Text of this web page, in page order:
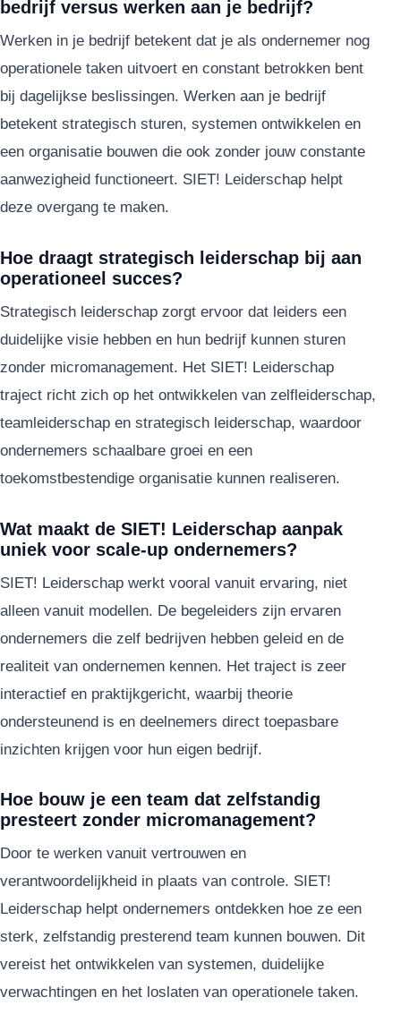
bedrijf versus werken aan je bedrijf?
Werken in je bedrijf betekent dat je als ondernemer nog
operationele taken uitvoert en constant betrokken bent
bij dagelijkse beslissingen. Werken aan je bedrijf
betekent strategisch sturen, systemen ontwikkelen en
een organisatie bouwen die ook zonder jouw constante
aanwezigheid functioneert. SIET! Leiderschap helpt
deze overgang te maken.
Hoe draagt strategisch leiderschap bij aan
operationeel succes?
Strategisch leiderschap zorgt ervoor dat leiders een
duidelijke visie hebben en hun bedrijf kunnen sturen
zonder micromanagement. Het SIET! Leiderschap
traject richt zich op het ontwikkelen van zelfleiderschap,
teamleiderschap en strategisch leiderschap, waardoor
ondernemers schaalbare groei en een
toekomstbestendige organisatie kunnen realiseren.
Wat maakt de SIET! Leiderschap aanpak
uniek voor scale-up ondernemers?
SIET! Leiderschap werkt vooral vanuit ervaring, niet
alleen vanuit modellen. De begeleiders zijn ervaren
ondernemers die zelf bedrijven hebben geleid en de
realiteit van ondernemen kennen. Het traject is zeer
interactief en praktijkgericht, waarbij theorie
ondersteunend is en deelnemers direct toepasbare
inzichten krijgen voor hun eigen bedrijf.
Hoe bouw je een team dat zelfstandig
presteert zonder micromanagement?
Door te werken vanuit vertrouwen en
verantwoordelijkheid in plaats van controle. SIET!
Leiderschap helpt ondernemers ontdekken hoe ze een
sterk, zelfstandig presterend team kunnen bouwen. Dit
vereist het ontwikkelen van systemen, duidelijke
verwachtingen en het loslaten van operationele taken.